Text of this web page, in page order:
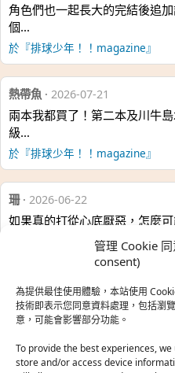
管理 Cookie
consent)
為提供最佳使用體驗，本站使用
技術即表示您同意資料處理，包括瀏
意，可能會影響部分功能。
To provide the best experiences,
store and/or access device
角色們也一起長大的完結後追
個…
於『排球少年！！magazine』
熱帶魚 · 2026-07-21
兩本我都買了！第二本及川牛
級…
於『排球少年！！magazine』
珊· 2026-06-22
如果真的打從心底厭惡，怎麼
熱帶魚·2026-06-22
之前看到網路上有人說灰二自
真…
於『強風吹拂』